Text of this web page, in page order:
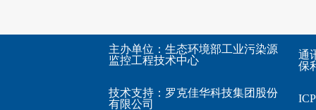
主办单位：生态环境部工业污染源
监控工程技术中心
技术支持： 罗克佳华科技集团股份
有限公司
通
保